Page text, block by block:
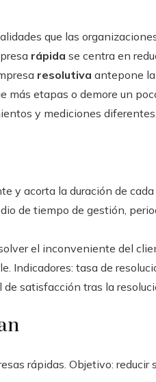
que las
rápida se centra en
resolutiva antepone
más etapas o demore un
y mediciones diferentes.
y acorta la duración de
de tiempo de gestión,
el inconveniente del
Indicadores: tasa de
satisfacción tras la
rápidas. Objetivo: reducir